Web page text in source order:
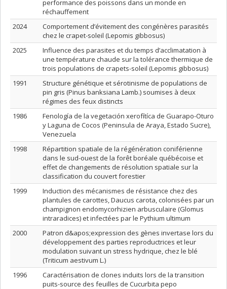
performance des poissons dans un monde en
réchauffement
2024
Comportement d’évitement des congénères parasités
chez le crapet-soleil (Lepomis gibbosus)
2025
Influence des parasites et du temps d’acclimatation à
une température chaude sur la tolérance thermique de
trois populations de crapets-soleil (Lepomis gibbosus)
1991
Structure génétique et sérotinisme de populations de
pin gris (Pinus banksiana Lamb.) soumises à deux
régimes des feux distincts
1986
Fenología de la vegetación xerofítíca de Guarapo-Oturo
y Laguna de Cocos (Peninsula de Araya, Estado Sucre),
Venezuela
1998
Répartition spatiale de la régénération coniférienne
dans le sud-ouest de la forêt boréale québécoise et
effet de changements de résolution spatiale sur la
classification du couvert forestier
1999
Induction des mécanismes de résistance chez des
plantules de carottes, Daucus carota, colonisées par un
champignon endomycorhizien arbusculaire (Glomus
intraradices) et infectées par le Pythium ultimum
2000
Patron d&apos;expression des gènes invertase lors du
développement des parties reproductrices et leur
modulation suivant un stress hydrique, chez le blé
(Triticum aestivum L.)
1996
Caractérisation de clones induits lors de la transition
puits-source des feuilles de Cucurbita pepo